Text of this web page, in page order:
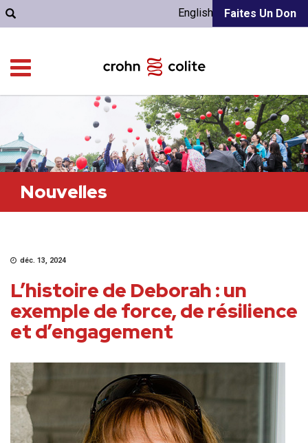
Faites Un Don
English
Nouvelles
déc. 13, 2024
L’histoire de Deborah : un
exemple de force, de résilience
et d’engagement